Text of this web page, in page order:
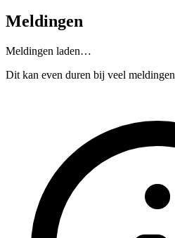
Meldingen
Meldingen laden…
Dit kan even duren bij veel meldingen